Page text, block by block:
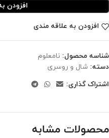
افزودن
افزودن به علاقه مندی
شناسه محصول: نامعلوم
دسته: شال و روسری
اشتراک گذاری:
محصولات مشابه